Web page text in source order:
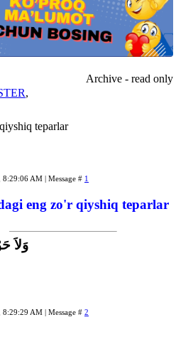
Archive - read only
,
teparlar
AM | Message # 1
eng zo'r qiyshiq teparlar
وَلاَ
AM | Message # 2